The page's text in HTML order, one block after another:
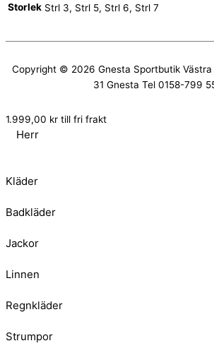
Storlek Strl 3, Strl 5, Strl 6, Strl 7
Copyright © 2026 Gnesta Sportbutik
31 Gnesta Tel 0158-799
1.999,00 kr till fri frakt
Herr
Kläder
Badkläder
Jackor
Linnen
Regnkläder
Strumpor